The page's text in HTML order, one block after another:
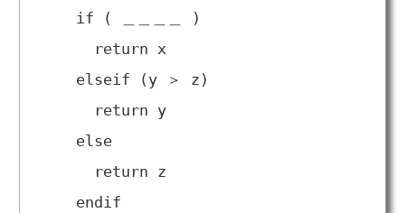
if ( ＿＿＿＿ )
return x
elseif (y ＞ z)
return y
else
return z
endif